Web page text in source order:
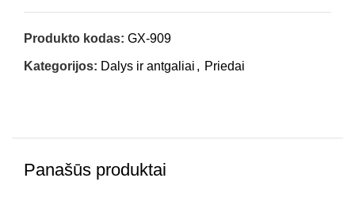
Produkto kodas: GX-909
Kategorijos: Dalys ir antgaliai , Priedai
Panašūs produktai